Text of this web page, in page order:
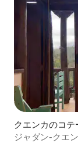
クエンカのコテ
ジャダン-クエ